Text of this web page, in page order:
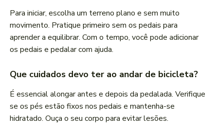
Para iniciar, escolha um terreno plano e sem muito
movimento. Pratique primeiro sem os pedais para
aprender a equilibrar. Com o tempo, você pode adicionar
os pedais e pedalar com ajuda.
Que cuidados devo ter ao andar de bicicleta?
É essencial alongar antes e depois da pedalada. Verifique
se os pés estão fixos nos pedais e mantenha-se
hidratado. Ouça o seu corpo para evitar lesões.